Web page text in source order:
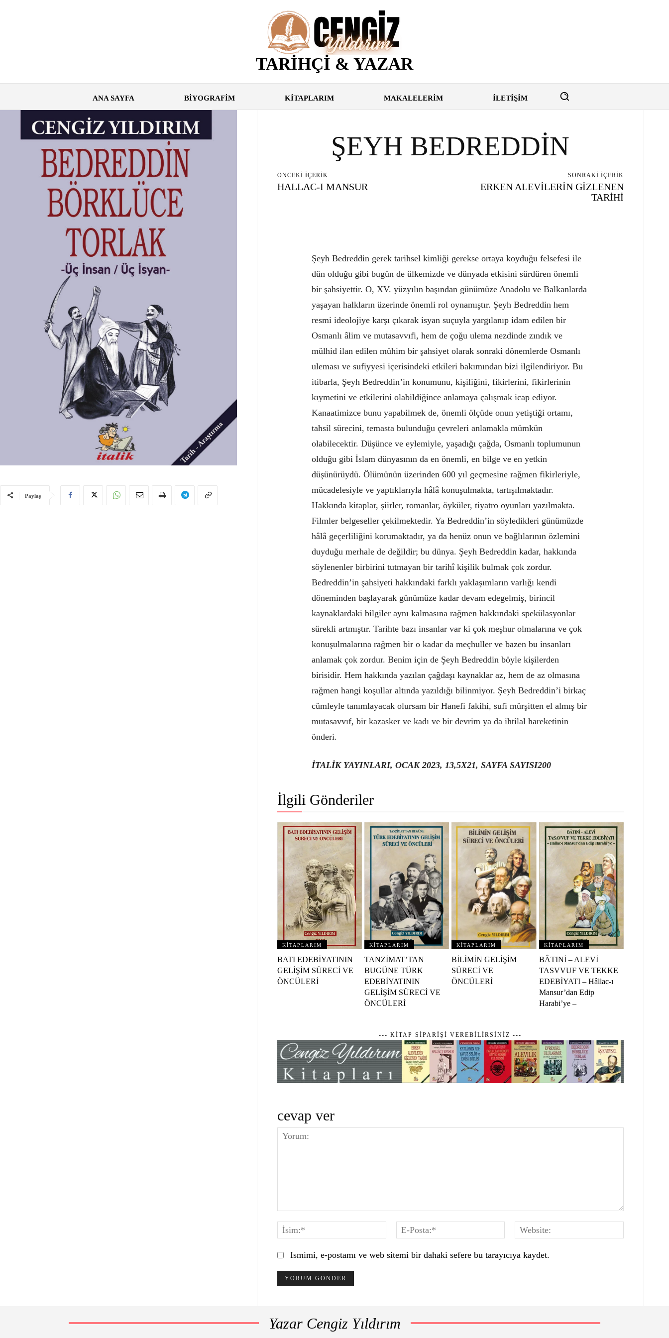
TARİHÇİ & YAZAR
ANA SAYFA BİYOGRAFİM KİTAPLARIM MAKALELERİM İLETİŞİM
Paylaş
ŞEYH BEDREDDİN
ÖNCEKI İÇERIK
HALLAC-I MANSUR
SONRAKI İÇERIK
ERKEN ALEVİLERİN GİZLENEN
TARİHİ
Şeyh Bedreddin gerek tarihsel kimliği gerekse ortaya koyduğu felsefesi ile
dün olduğu gibi bugün de ülkemizde ve dünyada etkisini sürdüren önemli
bir şahsiyettir. O, XV. yüzyılın başından günümüze Anadolu ve Balkanlarda
yaşayan halkların üzerinde önemli rol oynamıştır. Şeyh Bedreddin hem
resmi ideolojiye karşı çıkarak isyan suçuyla yargılanıp idam edilen bir
Osmanlı âlim ve mutasavvıfi, hem de çoğu ulema nezdinde zındık ve
mülhid ilan edilen mühim bir şahsiyet olarak sonraki dönemlerde Osmanlı
uleması ve sufiyyesi içerisindeki etkileri bakımından bizi ilgilendiriyor. Bu
itibarla, Şeyh Bedreddin’in konumunu, kişiliğini, fikirlerini, fikirlerinin
kıymetini ve etkilerini olabildiğince anlamaya çalışmak icap ediyor.
Kanaatimizce bunu yapabilmek de, önemli ölçüde onun yetiştiği ortamı,
tahsil sürecini, temasta bulunduğu çevreleri anlamakla mümkün
olabilecektir. Düşünce ve eylemiyle, yaşadığı çağda, Osmanlı toplumunun
olduğu gibi İslam dünyasının da en önemli, en bilge ve en yetkin
düşünürüydü. Ölümünün üzerinden 600 yıl geçmesine rağmen fikirleriyle,
mücadelesiyle ve yaptıklarıyla hâlâ konuşulmakta, tartışılmaktadır.
Hakkında kitaplar, şiirler, romanlar, öyküler, tiyatro oyunları yazılmakta.
Filmler belgeseller çekilmektedir. Ya Bedreddin’in söyledikleri günümüzde
hâlâ geçerliliğini korumaktadır, ya da henüz onun ve bağlılarının özlemini
duyduğu merhale de değildir; bu dünya. Şeyh Bedreddin kadar, hakkında
söylenenler birbirini tutmayan bir tarihî kişilik bulmak çok zordur.
Bedreddin’in şahsiyeti hakkındaki farklı yaklaşımların varlığı kendi
döneminden başlayarak günümüze kadar devam edegelmiş, birincil
kaynaklardaki bilgiler aynı kalmasına rağmen hakkındaki spekülasyonlar
sürekli artmıştır. Tarihte bazı insanlar var ki çok meşhur olmalarına ve çok
konuşulmalarına rağmen bir o kadar da meçhuller ve bazen bu insanları
anlamak çok zordur. Benim için de Şeyh Bedreddin böyle kişilerden
birisidir. Hem hakkında yazılan çağdaşı kaynaklar az, hem de az olmasına
rağmen hangi koşullar altında yazıldığı bilinmiyor. Şeyh Bedreddin’i birkaç
cümleyle tanımlayacak olursam bir Hanefi fakihi, sufi mürşitten el almış bir
mutasavvıf, bir kazasker ve kadı ve bir devrim ya da ihtilal hareketinin
önderi.
İTALİK YAYINLARI, OCAK 2023, 13,5X21, SAYFA SAYISI200
İlgili Gönderiler
KİTAPLARIM
BATI EDEBİYATININ
GELİŞİM SÜRECİ VE
ÖNCÜLERİ
KİTAPLARIM
TANZİMAT’TAN
BUGÜNE TÜRK
EDEBİYATININ
GELİŞİM SÜRECİ VE
ÖNCÜLERİ
KİTAPLARIM
BİLİMİN GELİŞİM
SÜRECİ VE
ÖNCÜLERİ
KİTAPLARIM
BÂTINİ – ALEVİ
TASVVUF VE TEKKE
EDEBİYATI – Hâllac-ı
Mansur’dan Edip
Harabi’ye –
--- KİTAP SİPARİŞİ VEREBİLİRSİNİZ ---
cevap ver
İsim:*
Posta:*
Ismimi, e-postamı ve web sitemi bir dahaki sefere bu tarayıcıya kaydet.
Yazar Cengiz Yıldırım